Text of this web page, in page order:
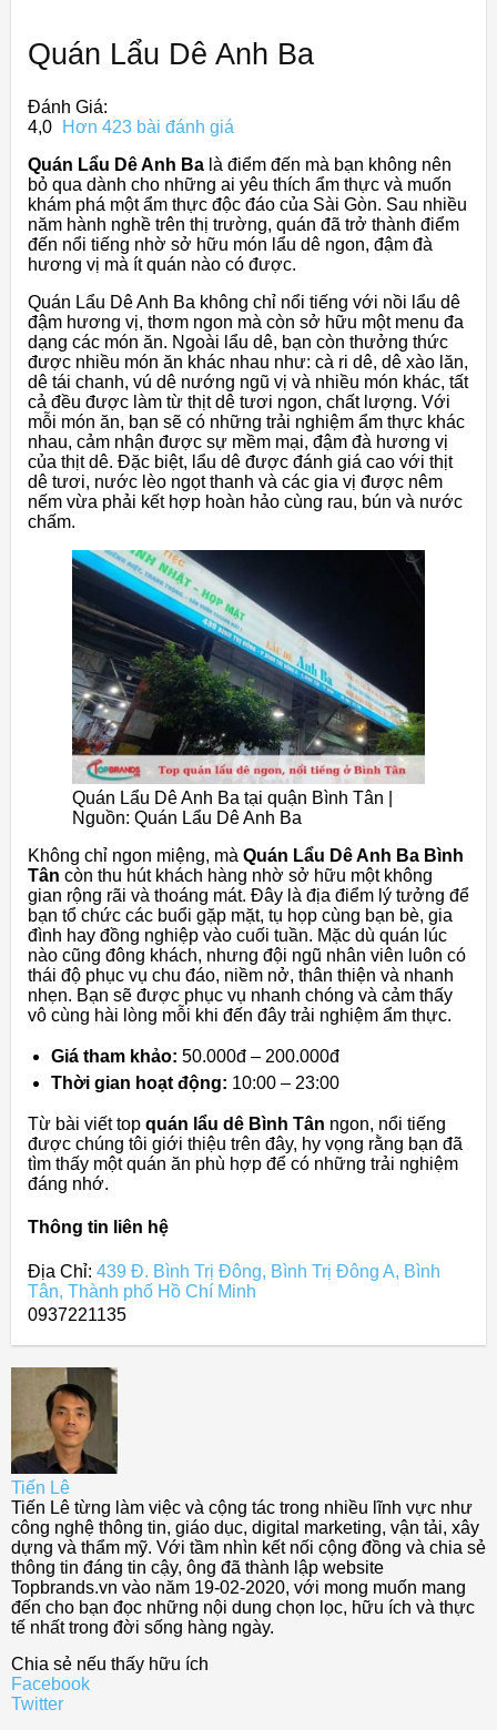
Quán Lẩu Dê Anh Ba
Đánh Giá:
4,0
Hơn 423 bài đánh giá
Quán Lẩu Dê Anh Ba là điểm đến mà bạn không nên
bỏ qua dành cho những ai yêu thích ẩm thực và muốn
khám phá một ẩm thực độc đáo của Sài Gòn. Sau nhiều
năm hành nghề trên thị trường, quán đã trở thành điểm
đến nổi tiếng nhờ sở hữu món lẩu dê ngon, đậm đà
hương vị mà ít quán nào có được.
Quán Lẩu Dê Anh Ba không chỉ nổi tiếng với nồi lẩu dê
đậm hương vị, thơm ngon mà còn sở hữu một menu đa
dạng các món ăn. Ngoài lẩu dê, bạn còn thưởng thức
được nhiều món ăn khác nhau như: cà ri dê, dê xào lăn,
dê tái chanh, vú dê nướng ngũ vị và nhiều món khác, tất
cả đều được làm từ thịt dê tươi ngon, chất lượng. Với
mỗi món ăn, bạn sẽ có những trải nghiệm ẩm thực khác
nhau, cảm nhận được sự mềm mại, đậm đà hương vị
của thịt dê. Đặc biệt, lẩu dê được đánh giá cao với thịt
dê tươi, nước lèo ngọt thanh và các gia vị được nêm
nếm vừa phải kết hợp hoàn hảo cùng rau, bún và nước
chấm.
Quán Lẩu Dê Anh Ba tại quận Bình Tân |
Nguồn: Quán Lẩu Dê Anh Ba
Không chỉ ngon miệng, mà Quán Lẩu Dê Anh Ba Bình
Tân còn thu hút khách hàng nhờ sở hữu một không
gian rộng rãi và thoáng mát. Đây là địa điểm lý tưởng để
bạn tổ chức các buổi gặp mặt, tụ họp cùng bạn bè, gia
đình hay đồng nghiệp vào cuối tuần. Mặc dù quán lúc
nào cũng đông khách, nhưng đội ngũ nhân viên luôn có
thái độ phục vụ chu đáo, niềm nở, thân thiện và nhanh
nhẹn. Bạn sẽ được phục vụ nhanh chóng và cảm thấy
vô cùng hài lòng mỗi khi đến đây trải nghiệm ẩm thực.
Giá tham khảo: 50.000đ – 200.000đ
Thời gian hoạt động: 10:00 – 23:00
Từ bài viết top quán lẩu dê Bình Tân ngon, nổi tiếng
được chúng tôi giới thiệu trên đây, hy vọng rằng bạn đã
tìm thấy một quán ăn phù hợp để có những trải nghiệm
đáng nhớ.
Thông tin liên hệ
Địa Chỉ: 439 Đ. Bình Trị Đông, Bình Trị Đông A, Bình
Tân, Thành phố Hồ Chí Minh
0937221135
Tiến Lê
Tiến Lê từng làm việc và cộng tác trong nhiều lĩnh vực như
công nghệ thông tin, giáo dục, digital marketing, vận tải, xây
dựng và thẩm mỹ. Với tầm nhìn kết nối cộng đồng và chia sẻ
thông tin đáng tin cậy, ông đã thành lập website
Topbrands.vn vào năm 19-02-2020, với mong muốn mang
đến cho bạn đọc những nội dung chọn lọc, hữu ích và thực
tế nhất trong đời sống hàng ngày.
Chia sẻ nếu thấy hữu ích
Facebook
Twitter